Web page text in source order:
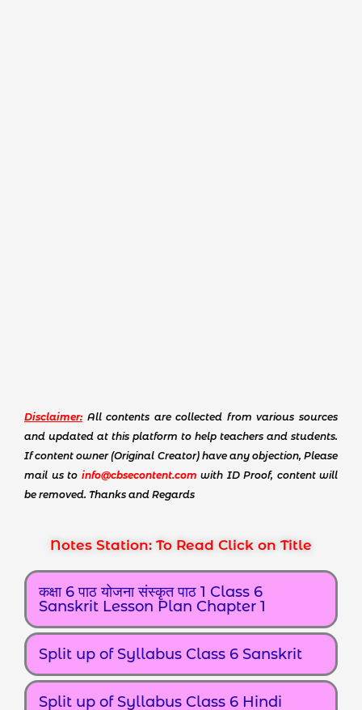
Disclaimer: All contents are collected from various sources
and updated at this platform to help teachers and students.
If content owner (Original Creator) have any objection, Please
mail us to info@cbsecontent.com with ID Proof, content will
be removed. Thanks and Regards
Notes Station: To Read Click on Title
कक्षा 6 पाठ योजना संस्कृत पाठ 1 Class 6
Sanskrit Lesson Plan Chapter 1
Split up of Syllabus Class 6 Sanskrit
Split up of Syllabus Class 6 Hindi